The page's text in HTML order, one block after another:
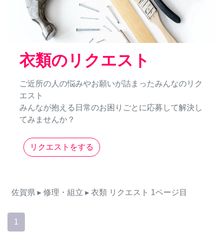
衣類のリクエスト
ご近所の人の悩みやお願いが詰まったみんなのリク
エスト
みんなが抱える日常のお困りごとに応募して解決し
てみませんか？
リクエストをする
佐賀県 ▸ 修理・組立 ▸ 衣類 リクエスト 1ページ目
1